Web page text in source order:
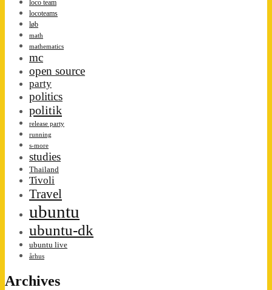
loco team
locoteams
løb
math
mathematics
mc
open source
party
politics
politik
release party
running
s-more
studies
Thailand
Tivoli
Travel
ubuntu
ubuntu-dk
ubuntu live
århus
Archives